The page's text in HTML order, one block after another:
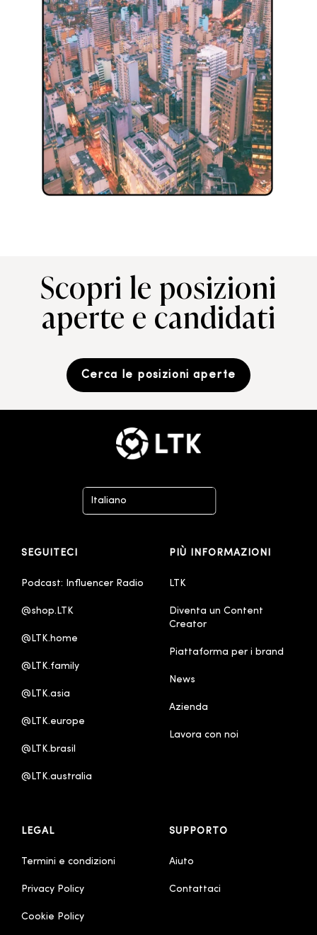
Scopri le posizioni
aperte e candidati
Cerca le posizioni aperte
Italiano
English - Australia
English - United Kingdom
Nederlands - Nederland
Português - Brasil
SEGUITECI
Podcast: Influencer Radio
@shop.LTK
@LTK.home
@LTK.family
@LTK.asia
@LTK.europe
@LTK.brasil
@LTK.australia
PIÙ INFORMAZIONI
LTK
Diventa un Content
Creator
Piattaforma per i brand
News
Azienda
Lavora con noi
LEGAL
Termini e condizioni
Privacy Policy
Cookie Policy
SUPPORTO
Aiuto
Contattaci